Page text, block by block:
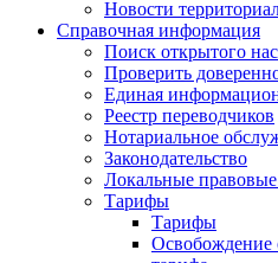
Новости
Справочная информация
Поиск открытого
Проверить
Единая
Реестр переводчиков
Нотариальное
Законодательство
Локальные
Тарифы
Тарифы
Освобождение